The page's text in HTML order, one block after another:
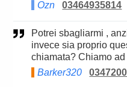
Ozn
03464935814
Potrei sbagliarmi , anzi senza dubbio , ma non è che
invece sia proprio
chiamata? Chiamo ad
Barker320